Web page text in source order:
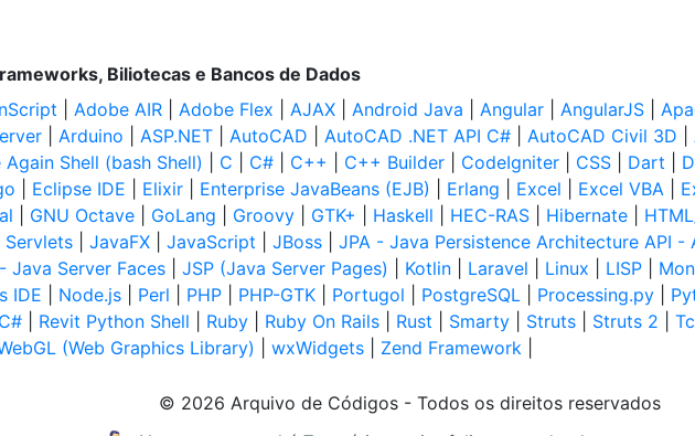
Biliotecas e Bancos de Dados
Adobe AIR Adobe Flex AJAX Android Java Angular AngularJS
Arduino ASP.NET AutoCAD AutoCAD .NET API C# AutoCAD Civil 3D
Again Shell (bash Shell) C C# C++ C++ Builder CodeIgniter CSS Dart
Eclipse IDE Elixir Enterprise JavaBeans (EJB) Erlang Excel Excel VBA
GNU Octave GoLang Groovy GTK+ Haskell HEC-RAS Hibernate
Servlets JavaFX JavaScript JBoss JPA - Java Persistence Architecture API
Java Server Faces JSP (Java Server Pages) Kotlin Laravel Linux LISP
IDE Node.js Perl PHP PHP-GTK Portugol PostgreSQL Processing.py
Revit Python Shell Ruby Ruby On Rails Rust Smarty Struts Struts 2
(Web Graphics Library) wxWidgets Zend Framework
© 2026 Arquivo de Códigos - Todos os direitos reservados